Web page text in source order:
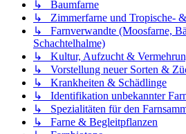
↳ Baumfarne
↳ Zimmerfarne und Tropische-
↳ Farnverwandte (Moosfarne,
Schachtelhalme)
↳ Kultur, Aufzucht &
↳ Vorstellung neuer Sorten &
↳ Krankheiten & Schädlinge
↳ Identifikation unbekannter
↳ Spezialitäten für den
↳ Farne & Begleitpflanzen